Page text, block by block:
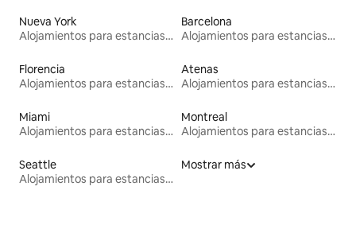
Nueva York
Alojamientos para estancias largas
Barcelona
Alojamientos para estancias largas
Florencia
Alojamientos para estancias largas
Atenas
Alojamientos para estancias largas
Miami
Alojamientos para estancias largas
Montreal
Alojamientos para estancias largas
Seattle
Alojamientos para estancias largas
Mostrar más